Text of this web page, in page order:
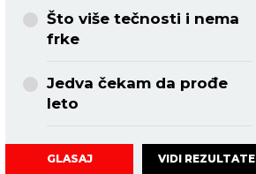
Što više tečnosti i nema
frke
Jedva čekam da prođe
leto
GLASAJ VIDI REZULTATE